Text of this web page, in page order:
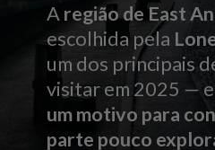
A região de East
escolhida pela
um dos principais
visitar em 2025 —
um motivo para
parte pouco